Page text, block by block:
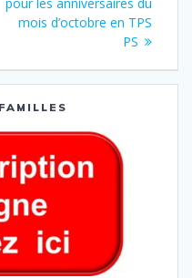
mois d’octobre en TPS
PS